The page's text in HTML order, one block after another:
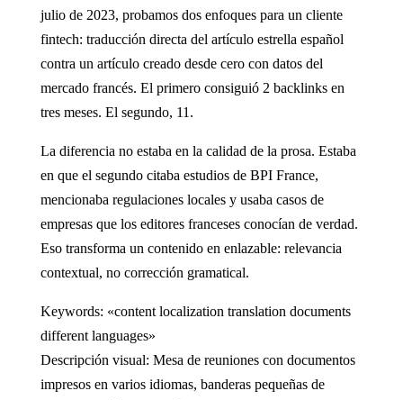
julio de 2023, probamos dos enfoques para un cliente
fintech: traducción directa del artículo estrella español
contra un artículo creado desde cero con datos del
mercado francés. El primero consiguió 2 backlinks en
tres meses. El segundo, 11.
La diferencia no estaba en la calidad de la prosa. Estaba
en que el segundo citaba estudios de BPI France,
mencionaba regulaciones locales y usaba casos de
empresas que los editores franceses conocían de verdad.
Eso transforma un contenido en enlazable: relevancia
contextual, no corrección gramatical.
Keywords: «content localization translation documents
different languages»
Descripción visual: Mesa de reuniones con documentos
impresos en varios idiomas, banderas pequeñas de